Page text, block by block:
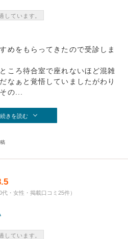
しています。
めをもらってきたので受診しま
ころ待合室で座れないほど混雑
なぁと覚悟していましたがわり
の...
続きを読む
・女性・掲載口コミ25件）
しています。